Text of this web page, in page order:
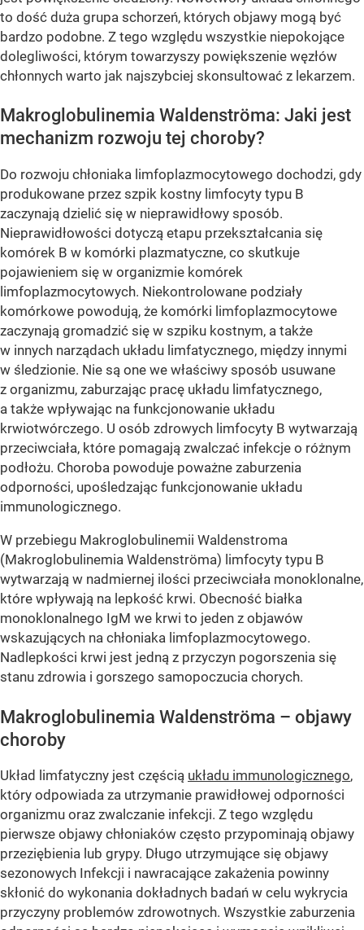
to dość duża grupa schorzeń, których objawy mogą być
bardzo podobne. Z tego względu wszystkie niepokojące
dolegliwości, którym towarzyszy powiększenie węzłów
chłonnych warto jak najszybciej skonsultować z lekarzem.
Makroglobulinemia Waldenströma: Jaki jest
mechanizm rozwoju tej choroby?
Do rozwoju chłoniaka limfoplazmocytowego dochodzi, gdy
produkowane przez szpik kostny limfocyty typu B
zaczynają dzielić się w nieprawidłowy sposób.
Nieprawidłowości dotyczą etapu przekształcania się
komórek B w komórki plazmatyczne, co skutkuje
pojawieniem się w organizmie komórek
limfoplazmocytowych. Niekontrolowane podziały
komórkowe powodują, że komórki limfoplazmocytowe
zaczynają gromadzić się w szpiku kostnym, a także
w innych narządach układu limfatycznego, między innymi
w śledzionie. Nie są one we właściwy sposób usuwane
z organizmu, zaburzając pracę układu limfatycznego,
a także wpływając na funkcjonowanie układu
krwiotwórczego. U osób zdrowych limfocyty B wytwarzają
przeciwciała, które pomagają zwalczać infekcje o różnym
podłożu. Choroba powoduje poważne zaburzenia
odporności, upośledzając funkcjonowanie układu
immunologicznego.
W przebiegu Makroglobulinemii Waldenstroma
(Makroglobulinemia Waldenströma) limfocyty typu B
wytwarzają w nadmiernej ilości przeciwciała monoklonalne,
które wpływają na lepkość krwi. Obecność białka
monoklonalnego IgM we krwi to jeden z objawów
wskazujących na chłoniaka limfoplazmocytowego.
Nadlepkości krwi jest jedną z przyczyn pogorszenia się
stanu zdrowia i gorszego samopoczucia chorych.
Makroglobulinemia Waldenströma – objawy
choroby
Układ limfatyczny jest częścią układu immunologicznego,
który odpowiada za utrzymanie prawidłowej odporności
organizmu oraz zwalczanie infekcji. Z tego względu
pierwsze objawy chłoniaków często przypominają objawy
przeziębienia lub grypy. Długo utrzymujące się objawy
sezonowych Infekcji i nawracające zakażenia powinny
skłonić do wykonania dokładnych badań w celu wykrycia
przyczyny problemów zdrowotnych. Wszystkie zaburzenia